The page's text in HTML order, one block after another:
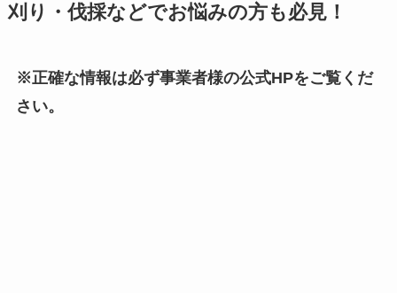
刈り・伐採などでお悩みの方も必見！
※正確な情報は必ず事業者様の公式HPをご覧くだ
さい。